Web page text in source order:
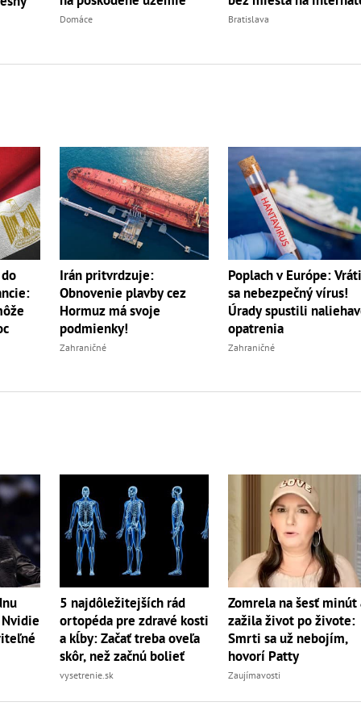
Domáce Bratislava
Irán pritvrdzuje:
Obnovenie plavby cez
Hormuz má svoje
podmienky!
Zahraničné
Poplach v Európe:
sa nebezpečný vírus!
Úrady spustili
opatrenia
Zahraničné
5 najdôležitejších rád
ortopéda pre zdravé kosti
a kĺby: Začať treba oveľa
skôr, než začnú bolieť
vysetrenie.sk
Zomrela na šesť minút
zažila život po živote:
Smrti sa už nebojím,
hovorí Patty
Zaujímavosti